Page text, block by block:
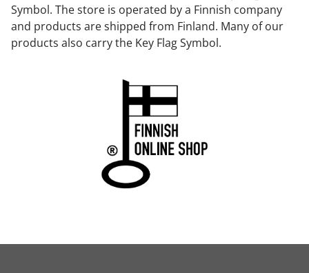
Symbol. The store is operated by a Finnish company
and products are shipped from Finland. Many of our
products also carry the Key Flag Symbol.